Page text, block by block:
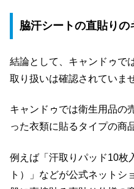
脇汗シートの直貼り
結論として、キャンドゥで
取り扱いは確認されていま
キャンドゥでは衛生用品の
った衣類に貼るタイプの商
例えば「汗取りパッド10枚
ト）」などが公式ネットシ